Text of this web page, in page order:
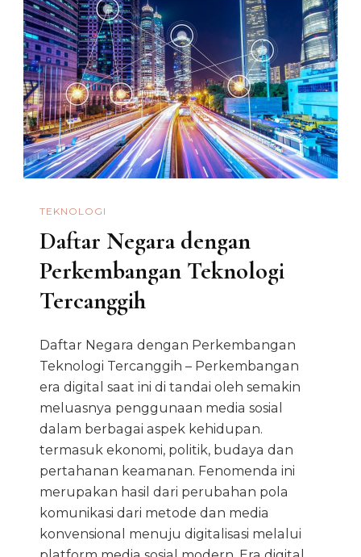
TEKNOLOGI
Daftar Negara dengan
Perkembangan Teknologi
Tercanggih
Daftar Negara dengan Perkembangan
Teknologi Tercanggih – Perkembangan
era digital saat ini di tandai oleh semakin
meluasnya penggunaan media sosial
dalam berbagai aspek kehidupan.
termasuk ekonomi, politik, budaya dan
pertahanan keamanan. Fenomenda ini
merupakan hasil dari perubahan pola
komunikasi dari metode dan media
konvensional menuju digitalisasi melalui